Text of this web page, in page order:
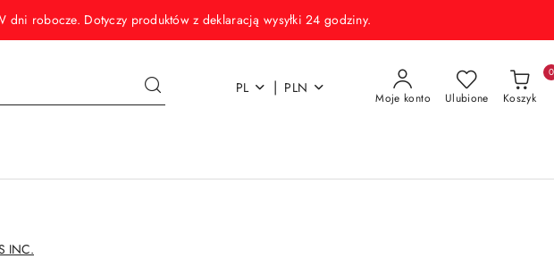
robocze. Dotyczy produktów z deklaracją wysyłki 24 godziny.
PL | PLN
Moje konto Ulubione Koszyk
0
INC.